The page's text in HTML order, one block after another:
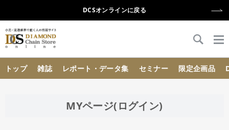
DCSオンラインに戻る
トップ 雑誌 レポート・データ集 セミナー 限定企画品
MYページ(ログイン)